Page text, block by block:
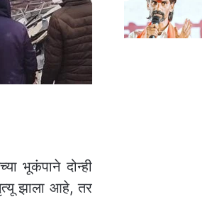
भूकंपाने दोन्ही
झाला आहे, तर